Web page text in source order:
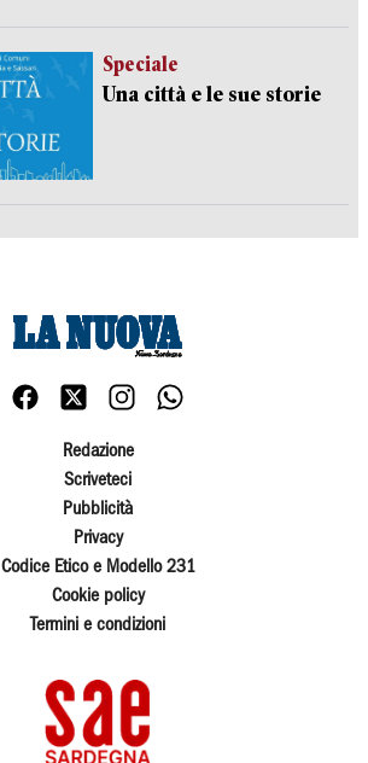
Speciale
Una città e le sue storie
Redazione
Scriveteci
Pubblicità
Privacy
Codice Etico e Modello 231
Cookie policy
Termini e condizioni